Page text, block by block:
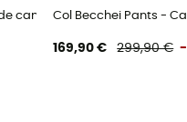
caminhada homem
Col Becchei Pants -
169,90 € 299,90 € -